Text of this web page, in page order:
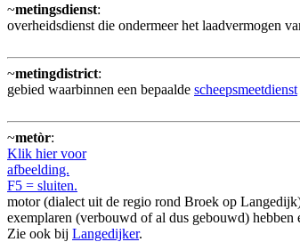
~metingsdienst:
overheidsdienst die ondermeer het laadvermogen
~metingdistrict:
gebied waarbinnen een bepaalde scheepsmeetdienst
~metòr:
Klik hier voor
afbeelding.
F5 = sluiten.
motor (dialect uit de regio rond Broek op
exemplaren (verbouwd of al dus gebouwd) hebben
Zie ook bij Langedijker.